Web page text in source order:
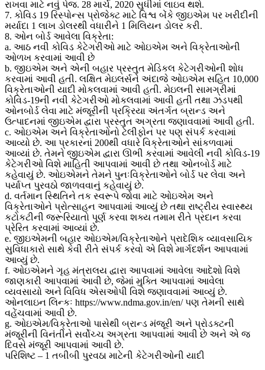
રાખવા માટે નવું પેજ. 28 માર્ચ, 2020 સુધીમાં લાઇવ થશે.
7. કોવિડ 19 રિસ્પોન્સ પ્રોજેક્ટ માટે વિશ્વ બેંકે જીઇએમ પર ખરીદીની
મર્યાદા 1 લાખ ડોલરથી વધારીને 1 મિલિયન ડોલર કરી.
8. ઓન બોર્ડ આવેલા વિક્રેતા:
a. આઠ નવી કોવિડ કેટેગરીઓ માટે ઓઇએમ અને વિક્રેતાઓની
ઓળખ કરવામાં આવી છે
b. જીઇએમ અને એની બહાર પ્રસ્તુત મેડિકલ કેટેગરીઓની શોધ
કરવામાં આવી હતી. લક્ષિત મેઇલર્સને અંદાજે ઓઇએમ સહિત 10,000
વિક્રેતાઓની યાદી મોકલવામાં આવી હતી. મેઇલની સામગ્રીમાં
કોવિડ-19ની નવી કેટેગરીઓ મોકલવામાં આવી હતી તથા ઝડપથી
ઓનબોર્ડ લેવા માટે મંજૂરીની પ્રક્રિયા અંતર્ગત બ્રાન્ડ અને
ઉત્પાદનમાં જીઇએમ દ્વારા પ્રસ્તુત અગ્રતા જણાવવામાં આવી હતી.
c. ઓઇએમ અને વિક્રેતાઓનો ટેલીફોન પર પણ સંપર્ક કરવામાં
આવ્યો છે. આ પ્રકારનાં 200થી વધારે વિક્રેતાઓને સાંકળવામાં
આવ્યાં છે. તેમને જીઇએમ દ્વારા ઊભી કરવામાં આવેલી નવી કોવિડ-19
કેટેગરીઓ વિશે માહિતી આપવામાં આવી છે તથા ઓનબોર્ડ માટે
કહેવાયું છે. ઓઇએમને તેમને પુનઃવિક્રેતાઓને બોર્ડ પર લેવા અને
પર્યાપ્ત પુરવઠો જાળવવાનું કહેવાયું છે.
d. વર્તમાન સ્થિતિને તક સ્વરૂપે જોવા માટે ઓઇએમ અને
વિક્રેતાઓને પ્રોત્સાહન આપવામાં આવ્યું છે તથા રાષ્ટ્રીય સ્વાસ્થ્ય
કટોકટીની જરૂરિયાતો પૂર્ણ કરવા શક્ય તમામ રીતે પ્રદાન કરવા
પ્રેરિત કરવામાં આવ્યાં છે.
e. જીઇએમની બહાર ઓઇએમ/વિક્રેતાઓને પ્રાદેશિક વ્યાવસાયિક
સુવિધાકારો સાથે કેવી રીતે સંપર્ક કરવો એ વિશે માર્ગદર્શન આપવામાં
આવ્યું છે.
f. ઓઇએમને ગૃહ મંત્રાલય દ્વારા આપવામાં આવેલા આદેશો વિશે
જાણકારી આપવામાં આવી છે, જેમાં મુક્તિ આપવામાં આવેલા
વ્યવસાયો અને વિવિધ એસઓપી વિશે જણાવવામાં આવ્યું છે.
ઓનલાઇન લિન્કઃ https://www.ndma.gov.in/en/ પણ તેમની સાથે
વહેંચવામાં આવી છે.
g. ઓઇએમ/વિક્રેતાઓ પાસેથી બ્રાન્ડ મંજૂરી અને પ્રોડક્ટની
મંજૂરીની વિનંતીને સર્વોચ્ચ અગ્રતા આપવામાં આવી છે અને એ જ
દિવસે મંજૂરી આપવામાં આવી છે.
પરિશિષ્ટ – 1 તબીબી પુરવઠા માટેની કેટેગરીઓની યાદી